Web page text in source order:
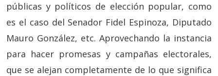
públicas y políticos de elección popular, como
es el caso del Senador Fidel Espinoza, Diputado
Mauro González, etc. Aprovechando la instancia
para hacer promesas y campañas electorales,
que se alejan completamente de lo que significa